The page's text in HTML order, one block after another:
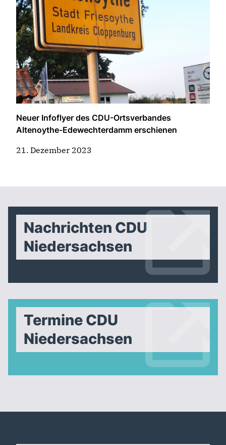
Neuer Infoflyer des CDU-Ortsverbandes
Altenoythe-Edewechterdamm erschienen
21. Dezember 2023
Nachrichten CDU
Niedersachsen
Termine CDU
Niedersachsen